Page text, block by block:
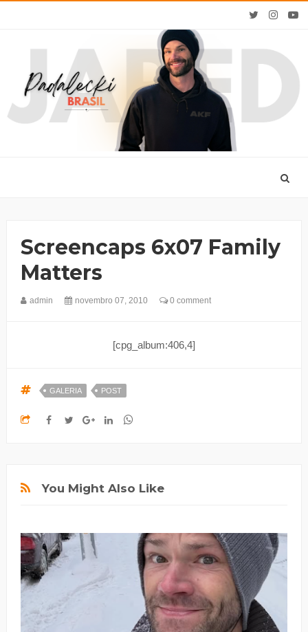
Screencaps 6x07 Family
Matters
admin novembro 07, 2010 0 comment
[cpg_album:406,4]
GALERIA POST
You Might Also Like